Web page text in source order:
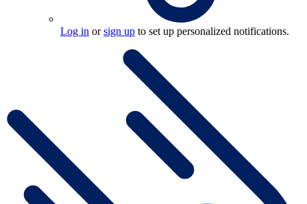
Log in orsign up to set up personalized notifications.